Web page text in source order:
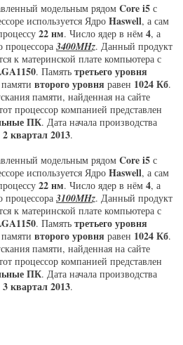
модельным рядом Core i5 с
используется Ядро Haswell, а сам
22 нм. Число ядер в нём 4, а
процессора 3400MHz. Данный продукт
к материнской плате компьютера с
. Память третьего уровня
второго уровня равен 1024 Кб.
памяти, найденная на сайте
процессор компанией представлен
ПК. Дата начала производства
2 квартал 2013.
модельным рядом Core i5 с
используется Ядро Haswell, а сам
22 нм. Число ядер в нём 4, а
процессора 3100MHz. Данный продукт
к материнской плате компьютера с
. Память третьего уровня
второго уровня равен 1024 Кб.
памяти, найденная на сайте
процессор компанией представлен
ПК. Дата начала производства
3 квартал 2013.